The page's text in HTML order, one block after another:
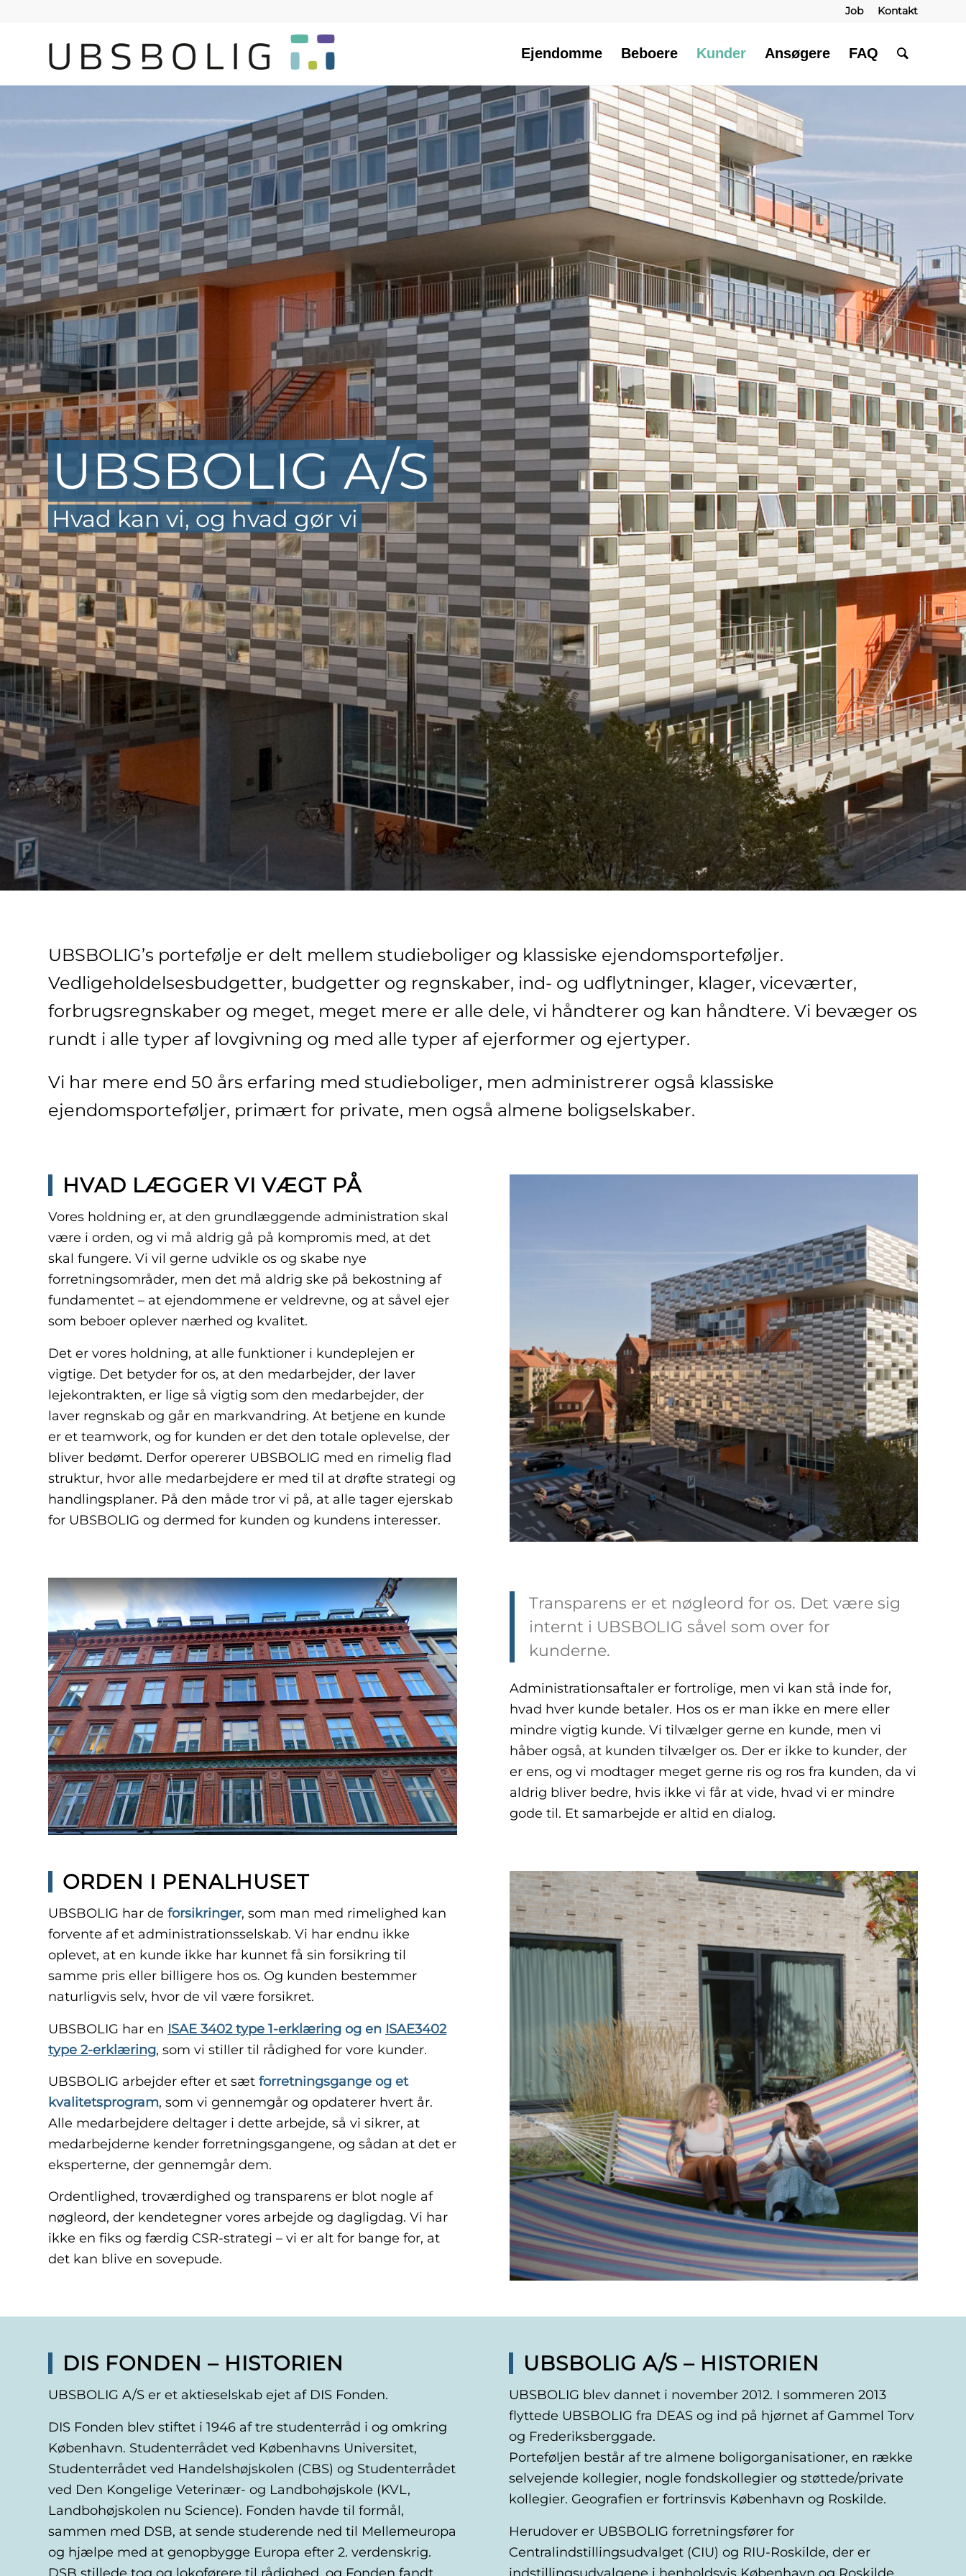
Job Kontakt
Ejendomme Beboere Kunder Ansøgere FAQ
UBSBOLIG A/S
Hvad kan vi, og hvad gør vi
UBSBOLIG’s portefølje er delt mellem studieboliger og klassiske ejendoms­porteføljer.
Vedligeholdelses­budgetter, budgetter og regnskaber, ind- og udflytninger, klager, viceværter,
forbrugs­regnskaber og meget, meget mere er alle dele, vi håndterer og kan håndtere. Vi bevæger os
rundt i alle typer af lovgivning og med alle typer af ejerformer og ejertyper.
Vi har mere end 50 års erfaring med studieboliger, men administrerer også klassiske
ejendomsporteføljer, primært for private, men også almene boligselskaber.
HVAD LÆGGER VI VÆGT PÅ
Vores holdning er, at den grundlæggende administration skal
være i orden, og vi må aldrig gå på kompromis med, at det
skal fungere. Vi vil gerne udvikle os og skabe nye
forretningsområder, men det må aldrig ske på bekostning af
fundamentet – at ejendommene er veldrevne, og at såvel ejer
som beboer oplever nærhed og kvalitet.
Det er vores holdning, at alle funktioner i kundeplejen er
vigtige. Det betyder for os, at den medarbejder, der laver
lejekontrakten, er lige så vigtig som den medarbejder, der
laver regnskab og går en markvandring. At betjene en kunde
er et teamwork, og for kunden er det den totale oplevelse, der
bliver bedømt. Derfor opererer UBSBOLIG med en rimelig flad
struktur, hvor alle medarbejdere er med til at drøfte strategi og
handlingsplaner. På den måde tror vi på, at alle tager ejerskab
for UBSBOLIG og dermed for kunden og kundens interesser.
Transparens er et nøgleord for os. Det være sig
internt i UBSBOLIG såvel som over for
kunderne.
Administrationsaftaler er fortrolige, men vi kan stå inde for,
hvad hver kunde betaler. Hos os er man ikke en mere eller
mindre vigtig kunde. Vi tilvælger gerne en kunde, men vi
håber også, at kunden tilvælger os. Der er ikke to kunder, der
er ens, og vi modtager meget gerne ris og ros fra kunden, da vi
aldrig bliver bedre, hvis ikke vi får at vide, hvad vi er mindre
gode til. Et samarbejde er altid en dialog.
ORDEN I PENALHUSET
UBSBOLIG har de forsikringer, som man med rimelighed kan
forvente af et administrationsselskab. Vi har endnu ikke
oplevet, at en kunde ikke har kunnet få sin forsikring til
samme pris eller billigere hos os. Og kunden bestemmer
naturligvis selv, hvor de vil være forsikret.
UBSBOLIG har en ISAE 3402 type 1-erklæring og en ISAE3402
type 2-erklæring, som vi stiller til rådighed for vore kunder.
UBSBOLIG arbejder efter et sæt forretningsgange og et
kvalitetsprogram, som vi gennemgår og opdaterer hvert år.
Alle medarbejdere deltager i dette arbejde, så vi sikrer, at
medarbejderne kender forretningsgangene, og sådan at det er
eksperterne, der gennemgår dem.
Ordentlighed, troværdighed og transparens er blot nogle af
nøgleord, der kendetegner vores arbejde og dagligdag. Vi har
ikke en fiks og færdig CSR-strategi – vi er alt for bange for, at
det kan blive en sovepude.
DIS FONDEN – HISTORIEN
UBSBOLIG A/S er et aktieselskab ejet af DIS Fonden.
DIS Fonden blev stiftet i 1946 af tre studenterråd i og omkring
København. Studenterrådet ved Københavns Universitet,
Studenterrådet ved Handelshøjskolen (CBS) og Studenterrådet
ved Den Kongelige Veterinær- og Landbohøjskole (KVL,
Landbohøjskolen nu Science). Fonden havde til formål,
sammen med DSB, at sende studerende ned til Mellemeuropa
og hjælpe med at genopbygge Europa efter 2. verdenskrig.
UBSBOLIG A/S – HISTORIEN
UBSBOLIG blev dannet i november 2012. I sommeren 2013
flyttede UBSBOLIG fra DEAS og ind på hjørnet af Gammel Torv
og Frederiksberggade.
Porteføljen består af tre almene boligorganisationer, en række
selvejende kollegier, nogle fondskollegier og støttede/private
kollegier. Geografien er fortrinsvis København og Roskilde.
Herudover er UBSBOLIG forretningsfører for
Centralindstillingsudvalget (CIU) og RIU-Roskilde, der er